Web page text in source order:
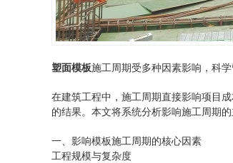
塑面模板施工周期受多种因素影响，科
在建筑工程中，施工周期直接影响项目
的结果。本文将系统分析影响施工周期
一、影响模板施工周期的核心因素
工程规模与复杂度